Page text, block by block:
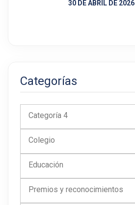
30 DE ABRIL DE 2026
Categorías
Categoría 4
Colegio
Educación
Premios y reconocimientos